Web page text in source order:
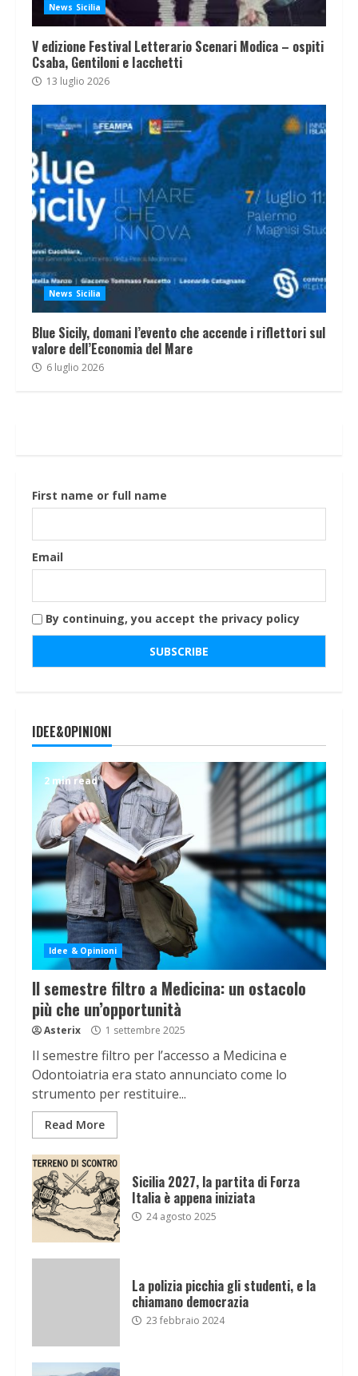
News Sicilia
V edizione Festival Letterario Scenari Modica – ospiti
Csaba, Gentiloni e Iacchetti
13 luglio 2026
News Sicilia
Blue Sicily, domani l’evento che accende i riflettori sul
valore dell’Economia del Mare
6 luglio 2026
First name or full name
Email
By continuing, you accept the privacy policy
IDEE&OPINIONI
2 min read
Idee & Opinioni
Il semestre filtro a Medicina: un ostacolo
più che un’opportunità
Asterix 1 settembre 2025
Il semestre filtro per l’accesso a Medicina e
Odontoiatria era stato annunciato come lo
strumento per restituire...
Read More
Sicilia 2027, la partita di Forza
Italia è appena iniziata
24 agosto 2025
La polizia picchia gli studenti, e la
chiamano democrazia
23 febbraio 2024